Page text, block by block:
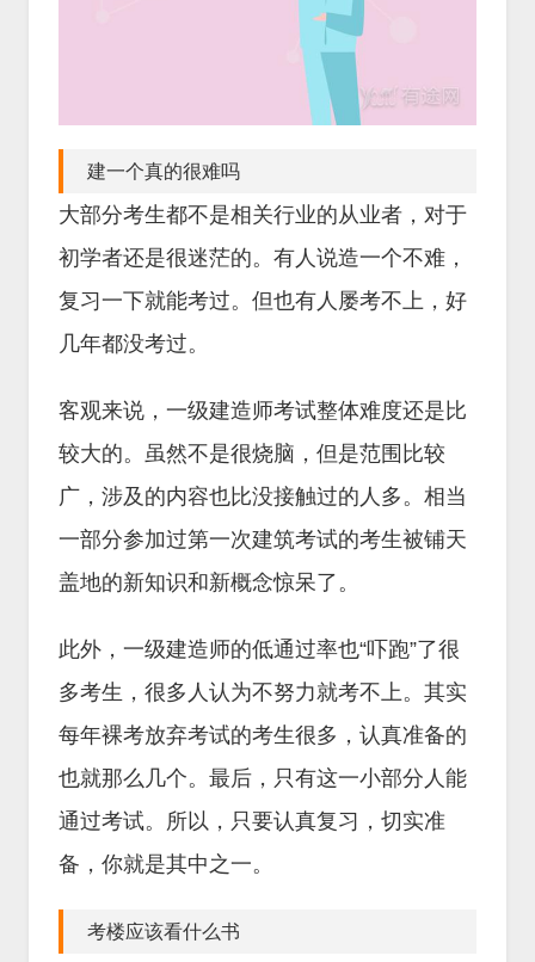
建一个真的很难吗
大部分考生都不是相关行业的从业者，对于
初学者还是很迷茫的。有人说造一个不难，
复习一下就能考过。但也有人屡考不上，好
几年都没考过。
客观来说，一级建造师考试整体难度还是比
较大的。虽然不是很烧脑，但是范围比较
广，涉及的内容也比没接触过的人多。相当
一部分参加过第一次建筑考试的考生被铺天
盖地的新知识和新概念惊呆了。
此外，一级建造师的低通过率也“吓跑”了很
多考生，很多人认为不努力就考不上。其实
每年裸考放弃考试的考生很多，认真准备的
也就那么几个。最后，只有这一小部分人能
通过考试。所以，只要认真复习，切实准
备，你就是其中之一。
考楼应该看什么书